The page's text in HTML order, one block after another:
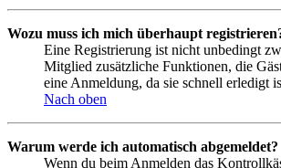
Wozu muss ich mich überhaupt
Eine Registrierung ist nicht unbedingt
Mitglied zusätzliche Funktionen, die
eine Anmeldung, da sie schnell erledigt
Nach oben
Warum werde ich automatisch abgemeldet?
Wenn du beim Anmelden das